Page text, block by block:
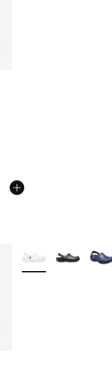
Plus de couleurs